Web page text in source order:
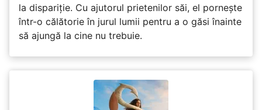
la dispariție. Cu ajutorul prietenilor săi, el pornește
într-o călătorie în jurul lumii pentru a o găsi înainte
să ajungă la cine nu trebuie.